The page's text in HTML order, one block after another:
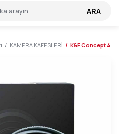
ARA
KAMERA KAFESLERİ K&F Concept